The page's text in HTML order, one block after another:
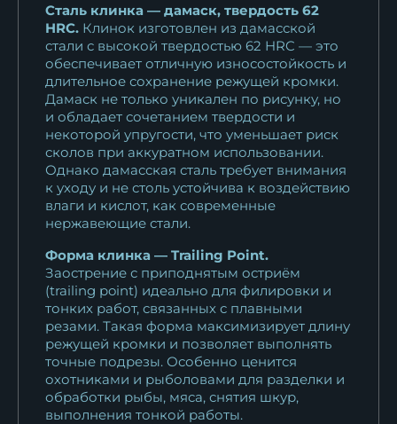
Сталь клинка — дамаск, твердость 62
HRC. Клинок изготовлен из дамасской
стали с высокой твердостью 62 HRC — это
обеспечивает отличную износостойкость и
длительное сохранение режущей кромки.
Дамаск не только уникален по рисунку, но
и обладает сочетанием твердости и
некоторой упругости, что уменьшает риск
сколов при аккуратном использовании.
Однако дамасская сталь требует внимания
к уходу и не столь устойчива к воздействию
влаги и кислот, как современные
нержавеющие стали.
Форма клинка — Trailing Point.
Заострение с приподнятым остриём
(trailing point) идеально для филировки и
тонких работ, связанных с плавными
резами. Такая форма максимизирует длину
режущей кромки и позволяет выполнять
точные подрезы. Особенно ценится
охотниками и рыболовами для разделки и
обработки рыбы, мяса, снятия шкур,
выполнения тонкой работы.